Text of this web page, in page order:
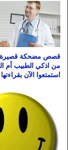
قصص مضحكة قصيرة
من اذكي الطبيب أم
استمتعوا الآن بقراءتها